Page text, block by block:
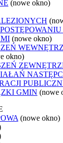
(nowe okno)
(nowe okno)
okno)
GMIN (nowe
(nowe okno)